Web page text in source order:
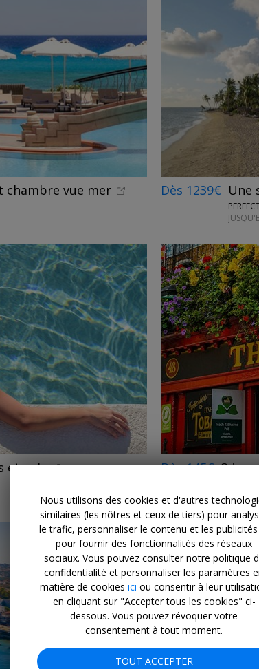
chambre vue mer Dès 1239€ Une
et vols
←
Dès 145€ 3
TOUTE
Nous utilisons des cookies et d'autres
similaires (les nôtres et ceux de tiers) pour
le trafic, personnaliser le contenu et les
pour fournir des fonctionnalités des réseaux
sociaux. Vous pouvez consulter notre politique
confidentialité et personnaliser les paramètres
matière de cookies ici ou consentir à leur
en cliquant sur "Accepter tous les cookies" ci-
dessous. Vous pouvez révoquer votre
consentement à tout moment.
TOUT ACCEPTER